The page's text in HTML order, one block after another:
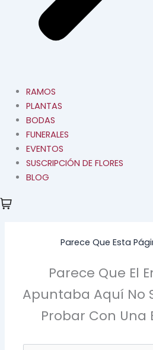
RAMOS
PLANTAS
BODAS
FUNERALES
EVENTOS
SUSCRIPCIÓN DE FLORES
BLOG
Parece Que Esta
Parece Que El
Apuntaba Aquí No
Probar Con Una